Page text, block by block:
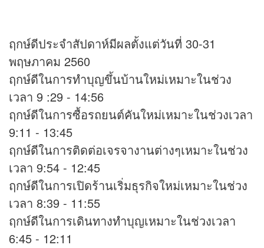
ฤกษ์ดีประจำสัปดาห์มีผลตั้งแต่วันที่ 30-31
พฤษภาคม 2560
ฤกษ์ดีในการทำบุญขึ้นบ้านใหม่เหมาะในช่วง
เวลา 9 :29 - 14:56
ฤกษ์ดีในการซื้อรถยนต์คันใหม่เหมาะในช่วงเวลา
9:11 - 13:45
ฤกษ์ดีในการติดต่อเจรจางานต่างๆเหมาะในช่วง
เวลา 9:54 - 12:45
ฤกษ์ดีในการเปิดร้านเริ่มธุรกิจใหม่เหมาะในช่วง
เวลา 8:39 - 11:55
ฤกษ์ดีในการเดินทางทำบุญเหมาะในช่วงเวลา
6:45 - 12:11